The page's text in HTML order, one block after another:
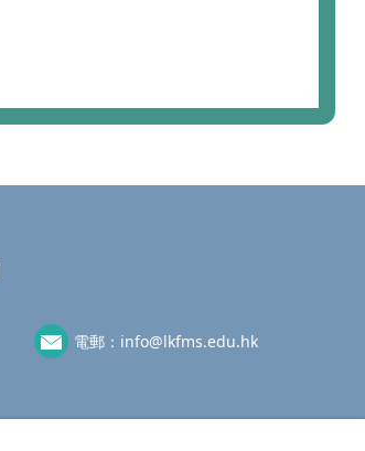
電郵： info@lkfms.edu.hk